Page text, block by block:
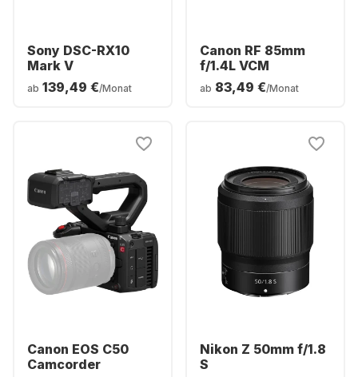
Sony DSC-RX10
Mark V
ab 139,49 €/Monat
Canon RF 85mm
f/1.4L VCM
ab 83,49 €/Monat
Canon EOS C50
Camcorder
Nikon Z 50mm f/1.8
S